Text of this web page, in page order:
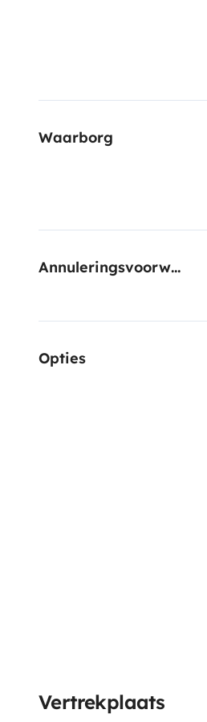
Waarborg
Annuleringsvoorwaarden
Opties
Vertrekplaats